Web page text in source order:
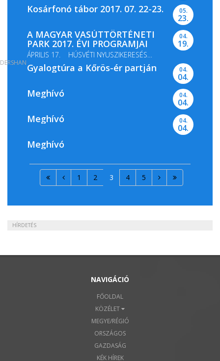
Kosárfonó tábor 2017. 07. 22-23. 05.
23.
A MAGYAR VASÚTTÖRTÉNETI
PARK 2017. ÉVI PROGRAMJAI
ÁPRILIS 17. HÚSVÉTI NYUSZIKERESÉS
MÁJUS 13-14. GŐZMOZDONY...
04.
19.
Gyalogtúra a Kőrös-ér partján 04.
04.
Meghívó 04.
04.
Meghívó 04.
04.
Meghívó
1 2 3 4 5
HÍRDETÉS
NAVIGÁCIÓ
FŐOLDAL
KÖZÉLET
MEGYE/RÉGIÓ
ORSZÁGOS
GAZDASÁG
KÉK HÍREK
DERSHAN